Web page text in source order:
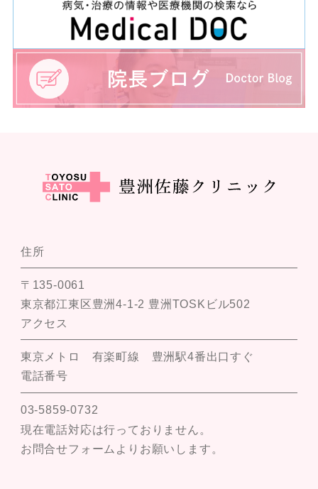
住所
〒135-0061
東京都江東区豊洲4-1-2 豊洲TOSKビル502
アクセス
東京メトロ 有楽町線 豊洲駅4番出口すぐ
電話番号
03-5859-0732
現在電話対応は行っておりません。
お問合せフォームよりお願いします。